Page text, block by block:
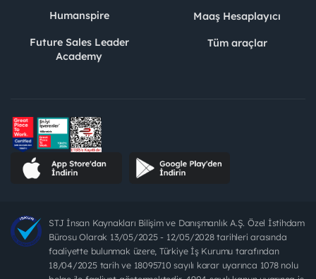
Humanspire
Future Sales Leader
Academy
Maaş Hesaplayıcı
Tüm araçlar
STJ İnsan Kaynakları Bilişim ve Danışmanlık A.Ş. Özel İstihdam
Bürosu Olarak 13/05/2025 - 12/05/2028 tarihleri arasında
faaliyette bulunmak üzere, Türkiye İş Kurumu tarafından
18/04/2025 tarih ve 18095710 sayılı karar uyarınca 1078 nolu